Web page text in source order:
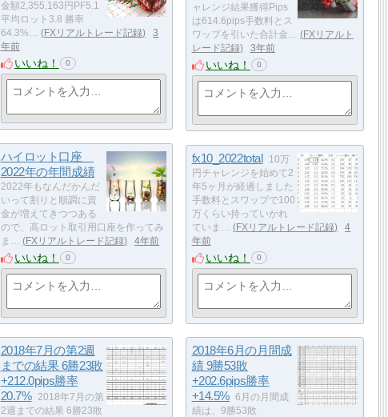
金額2,355,163円PF5.1
平均ロット3.8 勝率
64.3%…
FXリアルトレード記録
3
年前
いいね！ 0
ャレンジ結果獲得Pips
は614.6pips手数料とス
ワップを引いた合計金…
FXリアルト
レード記録
3年前
いいね！ 0
ハイロット口座
2022年の年間成績
2022年もなんだかんだ
いって割りと順調に資
金が増えてきつつある
ので、高ロット取引用口座を作ってみ
ま…
FXリアルトレード記録 4年前
いいね！ 0
fx10_2022total
10万
円チャレンジを始めて2
年5ヶ月が経過しました
手数料とスワップで100
万くらい持っていかれ
ていま…
FXリアルトレード記録
4
年前
いいね！ 0
2018年7月の第2週
までの結果 6勝23敗
+212.0pips勝率
20.7%
2018年7月の第
2週までの結果 6勝23敗
2018年6月の月間成
績 9勝53敗
+202.6pips勝率
+14.5%
6月の月間成
績は、9勝53敗